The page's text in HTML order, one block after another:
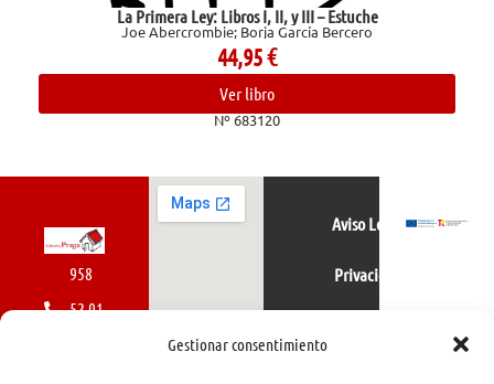
Gestionar consentimiento
La Primera Ley: Libros I, II, y III – Estuche
Joe Abercrombie; Borja García Bercero
44,95€
Ver libro
Nº 683120
958
52 01
Aviso Legal
Privacidad